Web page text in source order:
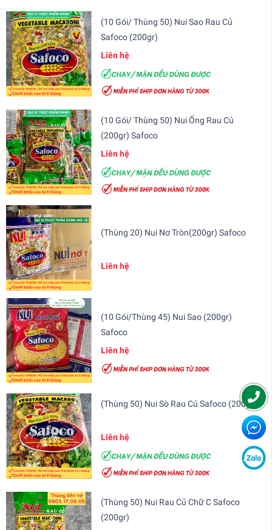
(10 Gói/ Thùng 50) Nui Sao Rau Củ
Safoco (200gr)
Liên hệ
(10 Gói/ Thùng 50) Nui Ống Rau Củ
(200gr) Safoco
Liên hệ
(Thùng 20) Nui Nơ Tròn(200gr) Safoco
Liên hệ
(10 Gói/Thùng 45) Nui Sao (200gr)
Safoco
Liên hệ
(Thùng 50) Nui Sò Rau Củ Safoco (200gr)
Liên hệ
(Thùng 50) Nui Rau Củ Chữ C Safoco
(200gr)